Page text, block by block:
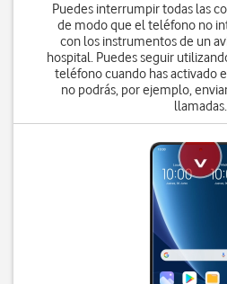
Puedes interrumpir todas las
de modo que el teléfono no
con los instrumentos de un
hospital. Puedes seguir
teléfono cuando has activado
no podrás, por ejemplo,
llamadas.